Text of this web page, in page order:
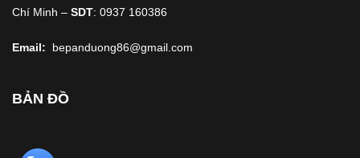
Chí Minh – SDT: 0937 160386
Email: bepanduong86@gmail.com
BẢN ĐỒ